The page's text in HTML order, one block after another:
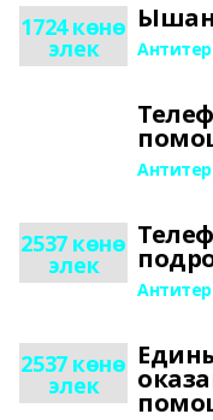
1724 көнө
элек
2537 көнө
элек
2537 көнө
элек